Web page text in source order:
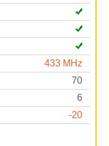
433 MHz
70
6
-20